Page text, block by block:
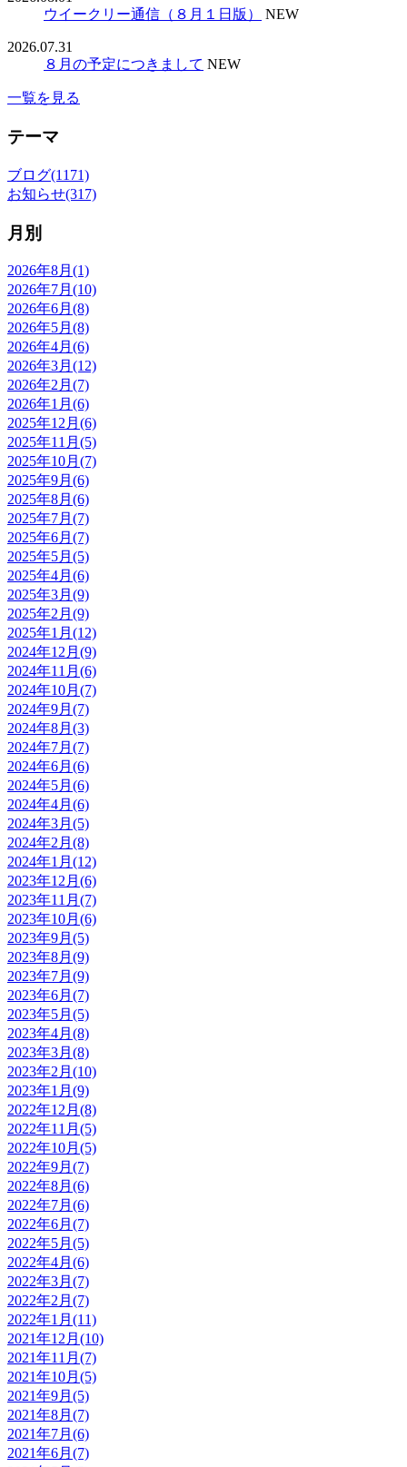
ウイークリー通信（８月１日版）
NEW
2026.07.31
８月の予定につきまして NEW
一覧を見る
テーマ
ブログ(1171)
お知らせ(317)
月別
2026年8月(1)
2026年7月(10)
2026年6月(8)
2026年5月(8)
2026年4月(6)
2026年3月(12)
2026年2月(7)
2026年1月(6)
2025年12月(6)
2025年11月(5)
2025年10月(7)
2025年9月(6)
2025年8月(6)
2025年7月(7)
2025年6月(7)
2025年5月(5)
2025年4月(6)
2025年3月(9)
2025年2月(9)
2025年1月(12)
2024年12月(9)
2024年11月(6)
2024年10月(7)
2024年9月(7)
2024年8月(3)
2024年7月(7)
2024年6月(6)
2024年5月(6)
2024年4月(6)
2024年3月(5)
2024年2月(8)
2024年1月(12)
2023年12月(6)
2023年11月(7)
2023年10月(6)
2023年9月(5)
2023年8月(9)
2023年7月(9)
2023年6月(7)
2023年5月(5)
2023年4月(8)
2023年3月(8)
2023年2月(10)
2023年1月(9)
2022年12月(8)
2022年11月(5)
2022年10月(5)
2022年9月(7)
2022年8月(6)
2022年7月(6)
2022年6月(7)
2022年5月(5)
2022年4月(6)
2022年3月(7)
2022年2月(7)
2022年1月(11)
2021年12月(10)
2021年11月(7)
2021年10月(5)
2021年9月(5)
2021年8月(7)
2021年7月(6)
2021年6月(7)